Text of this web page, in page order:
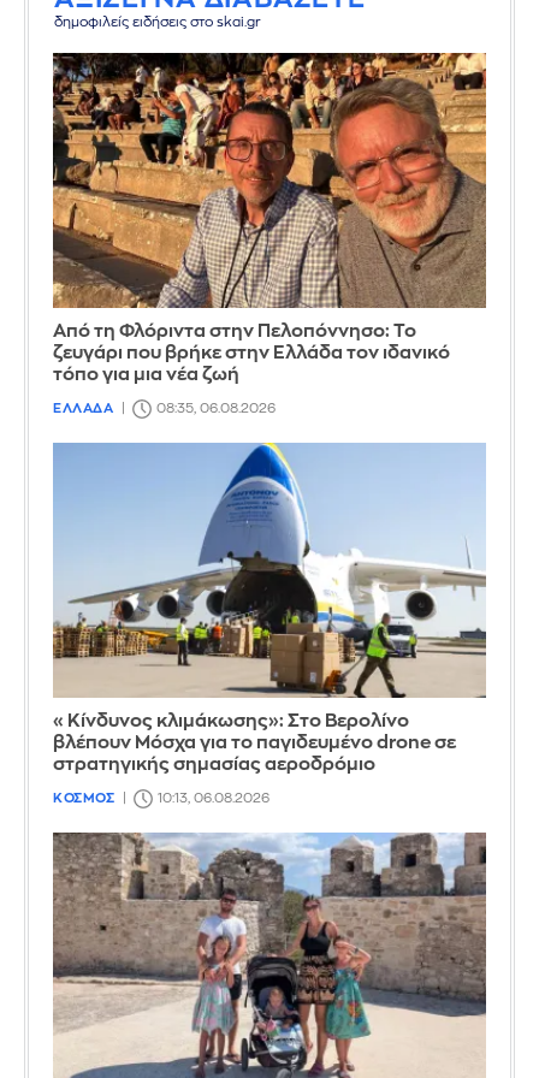
δημοφιλείς ειδήσεις στο skai.gr
Από τη Φλόριντα στην Πελοπόννησο: Το
ζευγάρι που βρήκε στην Ελλάδα τον ιδανικό
τόπο για μια νέα ζωή
ΕΛΛΑΔΑ 08:35, 06.08.2026
«Κίνδυνος κλιμάκωσης»: Στο Βερολίνο
βλέπουν Μόσχα για το παγιδευμένο drone σε
στρατηγικής σημασίας αεροδρόμιο
ΚΟΣΜΟΣ 10:13, 06.08.2026